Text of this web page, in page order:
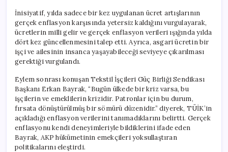
İnisiyatif, yılda sadece bir kez uygulanan ücret artışlarının
gerçek enflasyon karşısında yetersiz kaldığını vurgulayarak,
ücretlerin milli gelir ve gerçek enflasyon verileri ışığında yılda
dört kez güncellenmesini talep etti. Ayrıca, asgari ücretin bir
işçi ve ailesinin insanca yaşayabileceği seviyeye çıkarılması
gerektiği vurgulandı.
Eylem sonrası konuşan Tekstil İşçileri Güç Birliği Sendikası
Başkanı Erkan Bayrak, “Bugün ülkede bir kriz varsa, bu
işçilerin ve emeklilerin krizidir. Patronlar için bu durum,
fırsata dönüştürülmüş bir sömürü düzenidir.” diyerek, TÜİK’in
açıkladığı enflasyon verilerini tanımadıklarını belirtti. Gerçek
enflasyonu kendi deneyimleriyle bildiklerini ifade eden
Bayrak, AKP hükümetinin emekçileri yoksullaştıran
politikalarını eleştirdi.